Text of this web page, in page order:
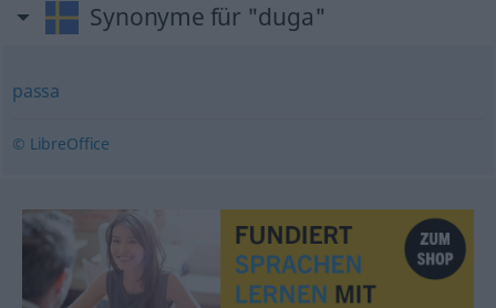
Synonyme für "duga"
passa
© LibreOffice